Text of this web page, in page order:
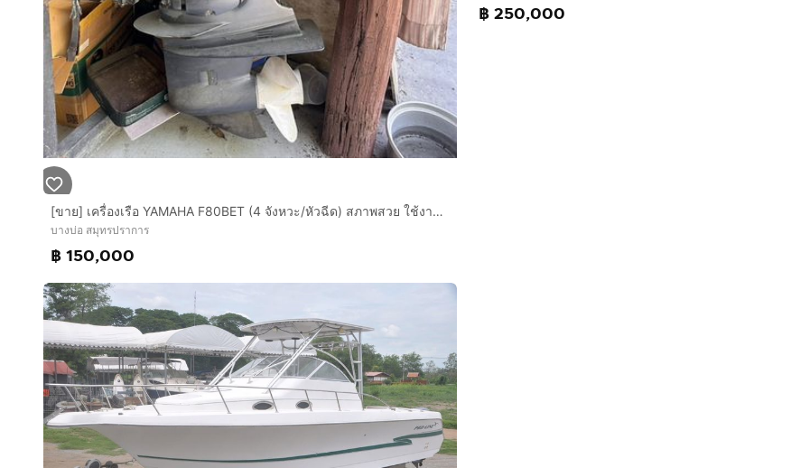
[ขาย] เครื่องเรือ YAMAHA F80BET (4 จังหวะ/หัวฉีด) สภาพสวย ใช้งานน้อยมาก
บางบ่อ สมุทรปราการ
฿ 150,000
฿ 250,000